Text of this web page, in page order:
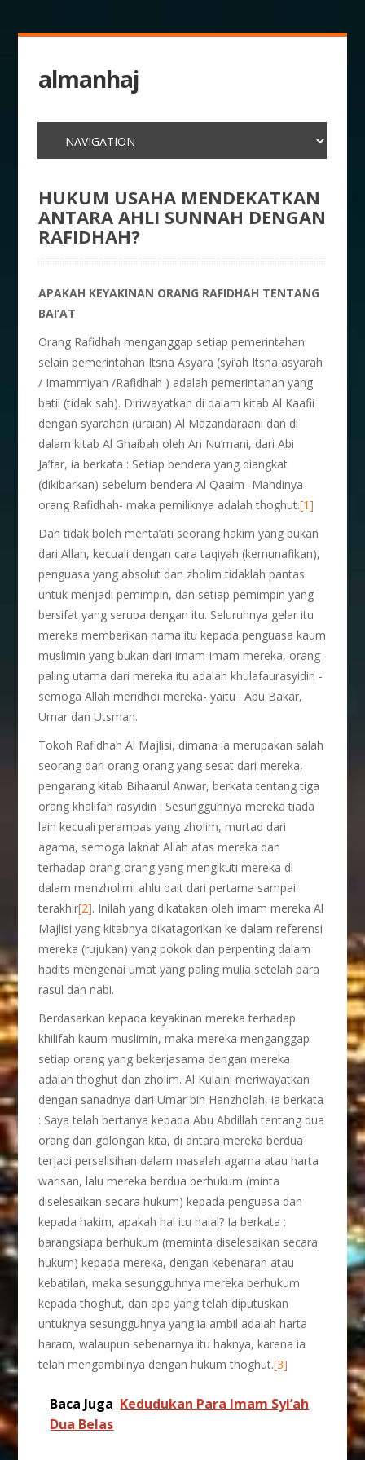
almanhaj
HUKUM USAHA MENDEKATKAN
ANTARA AHLI SUNNAH DENGAN
RAFIDHAH?
APAKAH KEYAKINAN ORANG RAFIDHAH TENTANG
BAI’AT
Orang Rafidhah menganggap setiap pemerintahan
selain pemerintahan Itsna Asyara (syi’ah Itsna asyarah
/ Imammiyah /Rafidhah ) adalah pemerintahan yang
batil (tidak sah). Diriwayatkan di dalam kitab Al Kaafii
dengan syarahan (uraian) Al Mazandaraani dan di
dalam kitab Al Ghaibah oleh An Nu’mani, dari Abi
Ja’far, ia berkata : Setiap bendera yang diangkat
(dikibarkan) sebelum bendera Al Qaaim -Mahdinya
orang Rafidhah- maka pemiliknya adalah thoghut.[1]
Dan tidak boleh menta’ati seorang hakim yang bukan
dari Allah, kecuali dengan cara taqiyah (kemunafikan),
penguasa yang absolut dan zholim tidaklah pantas
untuk menjadi pemimpin, dan setiap pemimpin yang
bersifat yang serupa dengan itu. Seluruhnya gelar itu
mereka memberikan nama itu kepada penguasa kaum
muslimin yang bukan dari imam-imam mereka, orang
paling utama dari mereka itu adalah khulafaurasyidin -
semoga Allah meridhoi mereka- yaitu : Abu Bakar,
Umar dan Utsman.
Tokoh Rafidhah Al Majlisi, dimana ia merupakan salah
seorang dari orang-orang yang sesat dari mereka,
pengarang kitab Bihaarul Anwar, berkata tentang tiga
orang khalifah rasyidin : Sesungguhnya mereka tiada
lain kecuali perampas yang zholim, murtad dari
agama, semoga laknat Allah atas mereka dan
terhadap orang-orang yang mengikuti mereka di
dalam menzholimi ahlu bait dari pertama sampai
terakhir[2]. Inilah yang dikatakan oleh imam mereka Al
Majlisi yang kitabnya dikatagorikan ke dalam referensi
mereka (rujukan) yang pokok dan perpenting dalam
hadits mengenai umat yang paling mulia setelah para
rasul dan nabi.
Berdasarkan kepada keyakinan mereka terhadap
khilifah kaum muslimin, maka mereka menganggap
setiap orang yang bekerjasama dengan mereka
adalah thoghut dan zholim. Al Kulaini meriwayatkan
dengan sanadnya dari Umar bin Hanzholah, ia berkata
: Saya telah bertanya kepada Abu Abdillah tentang dua
orang dari golongan kita, di antara mereka berdua
terjadi perselisihan dalam masalah agama atau harta
warisan, lalu mereka berdua berhukum (minta
diselesaikan secara hukum) kepada penguasa dan
kepada hakim, apakah hal itu halal? Ia berkata :
barangsiapa berhukum (meminta diselesaikan secara
hukum) kepada mereka, dengan kebenaran atau
kebatilan, maka sesungguhnya mereka berhukum
kepada thoghut, dan apa yang telah diputuskan
untuknya sesungguhnya yang ia ambil adalah harta
haram, walaupun sebenarnya itu haknya, karena ia
telah mengambilnya dengan hukum thoghut.[3]
Baca Juga Kedudukan Para Imam Syi’ah
Dua Belas